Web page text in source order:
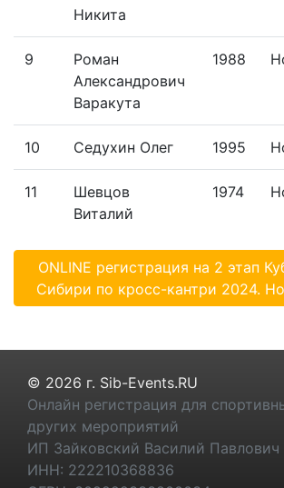
Никита
9
Роман
Александрович
Варакута
1988
10 Седухин Олег 1995
11
Шевцов
Виталий
1974
ONLINE регистрация на 2 этап
Сибири по кросс-кантри 2024.
© 2026 г. Sib-Events.RU
Онлайн регистрация для
других мероприятий
ИП Зайковский Василий Павлович
ИНН: 222210368836